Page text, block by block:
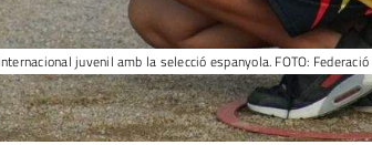
juvenil amb la selecció espanyola. FOTO: